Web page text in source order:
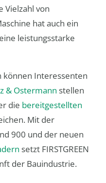
Vielzahl von
hat auch ein
leistungsstarke
Interessenten
& Ostermann stellen
die bereitgestellten
Mit der
900 und der neuen
setzt FIRSTGREEN
der Bauindustrie.